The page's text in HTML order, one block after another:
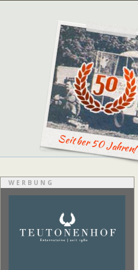
Seit ber 50 Jahren!
WERBUNG